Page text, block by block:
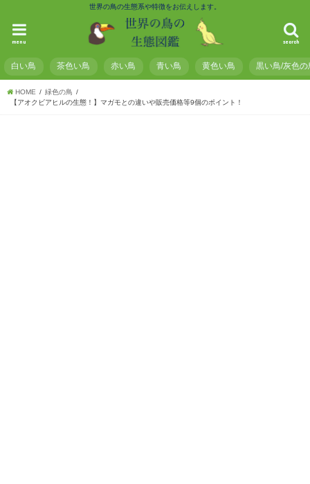
世界の鳥の生態系や特徴をお伝えします。
search
menu
白い鳥 茶色い鳥 赤い鳥 青い鳥 黄色い鳥 黒い鳥/灰色の
HOME
緑色の鳥
【アオクビアヒルの生態！】マガモとの違いや販売価格等9個のポイント！